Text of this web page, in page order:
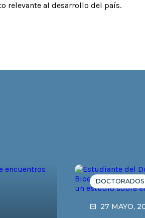
relevante al desarrollo del país.
DOCTORADOS
27 MAYO,